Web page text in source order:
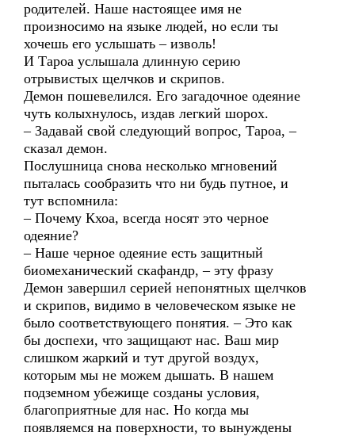
родителей. Наше настоящее имя не
произносимо на языке людей, но если ты
хочешь его услышать – изволь!
И Тароа услышала длинную серию
отрывистых щелчков и скрипов.
Демон пошевелился. Его загадочное одеяние
чуть колыхнулось, издав легкий шорох.
– Задавай свой следующий вопрос, Тароа, –
сказал демон.
Послушница снова несколько мгновений
пыталась сообразить что ни будь путное, и
тут вспомнила:
– Почему Кхоа, всегда носят это черное
одеяние?
– Наше черное одеяние есть защитный
биомеханический скафандр, – эту фразу
Демон завершил серией непонятных щелчков
и скрипов, видимо в человеческом языке не
было соответствующего понятия. – Это как
бы доспехи, что защищают нас. Ваш мир
слишком жаркий и тут другой воздух,
которым мы не можем дышать. В нашем
подземном убежище созданы условия,
благоприятные для нас. Но когда мы
появляемся на поверхности, то вынуждены